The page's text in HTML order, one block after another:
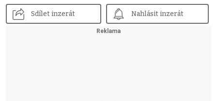
Sdílet inzerát Nahlásit inzerát